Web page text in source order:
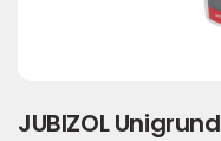
JUBIZOL Unigrund